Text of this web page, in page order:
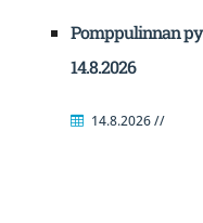
Pomppulinnan
14.8.2026
14.8.2026 //